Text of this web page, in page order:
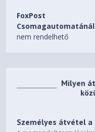
FoxPost
Csomagautomatánál
nem rendelhető
Milyen
Személyes átvétel